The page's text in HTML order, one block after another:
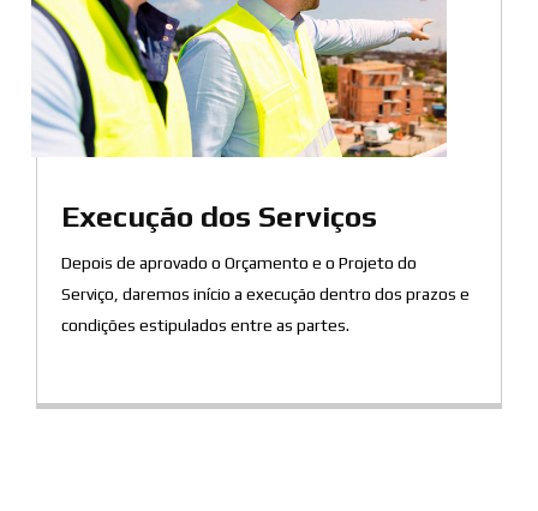
Execução dos Serviços
Depois de aprovado o Orçamento e o Projeto do
Serviço, daremos início a execução dentro dos prazos e
condições estipulados entre as partes.